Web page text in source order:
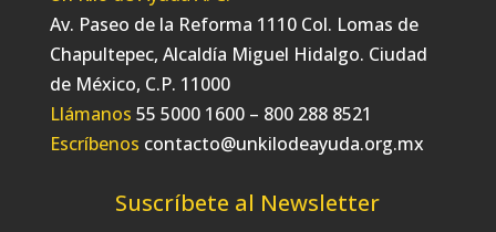
Av. Paseo de la Reforma 1110 Col. Lomas de
Chapultepec, Alcaldía Miguel Hidalgo. Ciudad
de México, C.P. 11000
Llámanos 55 5000 1600 – 800 288 8521
Escríbenos contacto@unkilodeayuda.org.mx
Suscríbete al Newsletter